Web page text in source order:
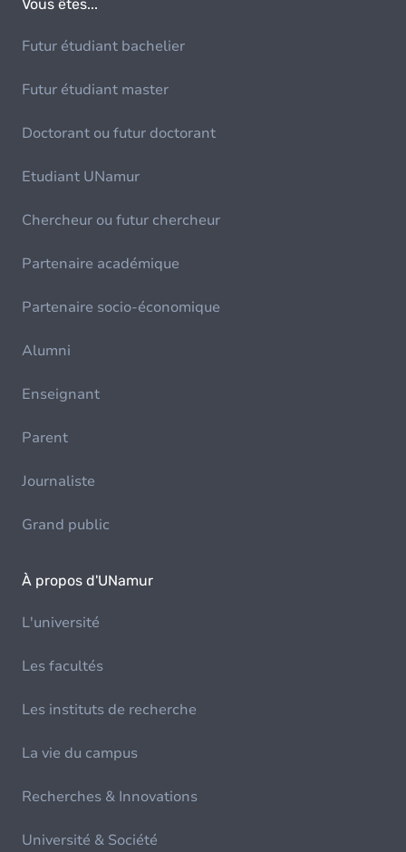
Vous êtes...
Futur étudiant bachelier
Futur étudiant master
Doctorant ou futur doctorant
Etudiant UNamur
Chercheur ou futur chercheur
Partenaire académique
Partenaire socio-économique
Alumni
Enseignant
Parent
Journaliste
Grand public
À propos d'UNamur
L'université
Les facultés
Les instituts de recherche
La vie du campus
Recherches & Innovations
Université & Société